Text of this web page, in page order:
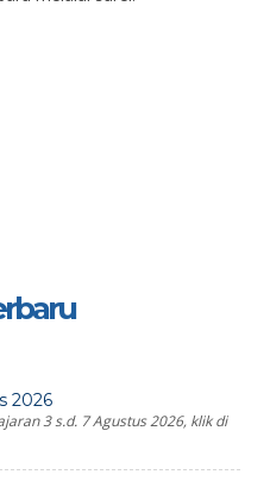
2026
3 s.d. 7 Agustus 2026, klik di